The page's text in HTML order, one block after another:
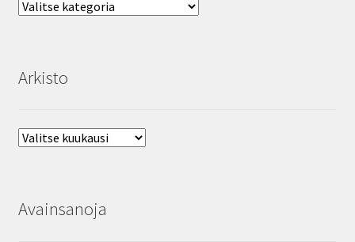
SV
EN
Aihealueet
Arkisto
Arkisto
Avainsanoja